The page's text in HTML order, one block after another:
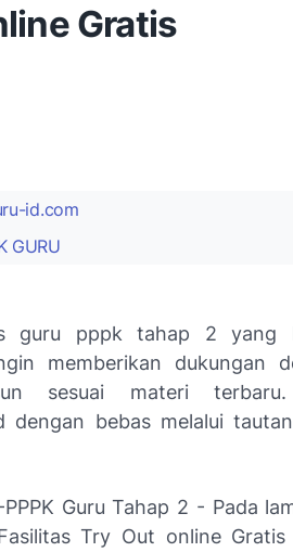
Gratis
id.com
GURU
guru pppk tahap 2 yang
memberikan dukungan
sesuai materi
dengan bebas melalui
Guru Tahap 2 - Pada
Try Out online Gratis